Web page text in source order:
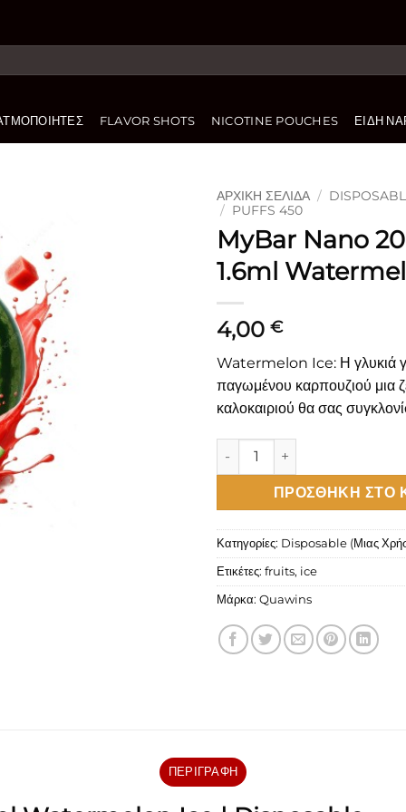
FLAVOR SHOTS NICOTINE POUCHES ΕΊΔΗ
στην
λίστα
επιθυμιών
ΑΡΧΙΚΉ ΣΕΛΊΔΑ /
/ PUFFS 450
MyBar Nano
1.6ml
4,00 €
Watermelon Ice: Η γλυκιά
παγωμένου καρπουζιού μια
καλοκαιριού θα σας
MyBar Nano 20mg 1.6ml
ΠΡΟΣΘΉΚΗ ΣΤΟ
Κατηγορίες: Disposable (Μιας
Ετικέτες: fruits, ice
Μάρκα: Quawins
ΠΕΡΙΓΡΑΦΉ